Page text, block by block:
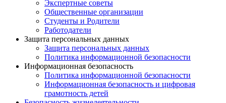
Экспертные советы
Общественные организации
Студенты и Родители
Работодатели
Защита персональных данных
Защита персональных данных
Политика информационной безопасности
Информационная безопасность
Политика информационной безопасности
Информационная безопасность и цифровая
грамотность детей